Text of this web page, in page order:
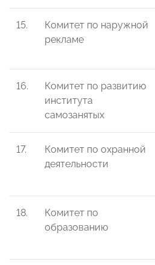
15.
Комитет по наружной
рекламе
16.
Комитет по развитию
института
самозанятых
17.
Комитет по охранной
деятельности
18.
Комитет по
образованию